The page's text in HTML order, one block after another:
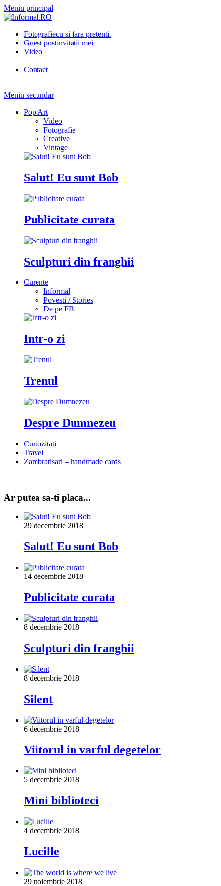
Meniu principal
Fotografiecu si fara pretentii
Guest postinvitatii mei
Video
Contact
Meniu secundar
Pop Art
Video
Fotografie
Creative
Vintage
Salut! Eu sunt Bob
Publicitate curata
Sculpturi din franghii
Curente
Informal
Povesti / Stories
De pe FB
Intr-o zi
Trenul
Despre Dumnezeu
Curiozitati
Travel
Zambratisari – handmade cards
Ar putea sa-ti placa...
29 decembrie 2018
Salut! Eu sunt Bob
14 decembrie 2018
Publicitate curata
8 decembrie 2018
Sculpturi din franghii
8 decembrie 2018
Silent
6 decembrie 2018
Viitorul in varful degetelor
5 decembrie 2018
Mini biblioteci
4 decembrie 2018
Lucille
29 noiembrie 2018